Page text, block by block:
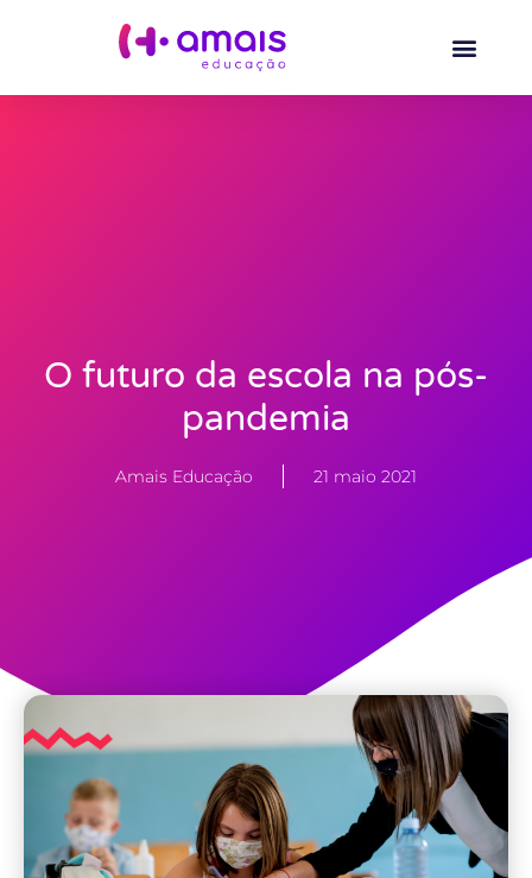
O futuro da escola na pós-
pandemia
Amais Educação 21 maio 2021